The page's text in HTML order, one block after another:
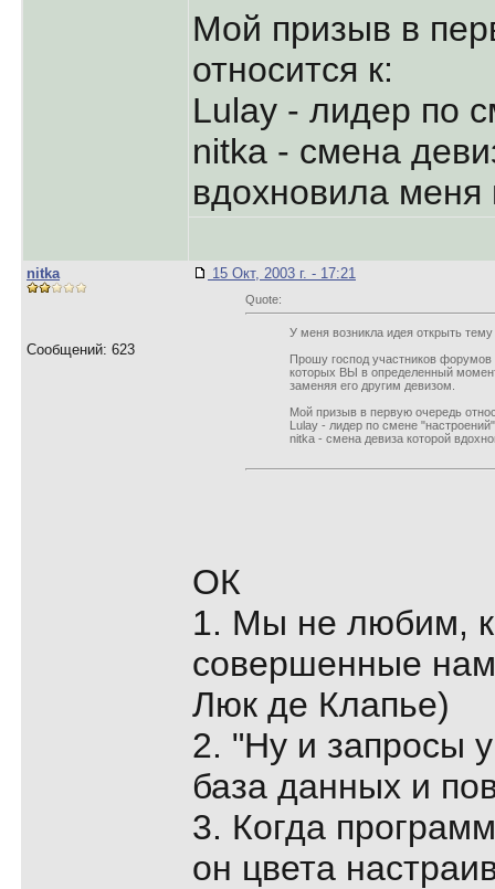
Мой призыв в
относится к:
Lulay - лидер по
nitka - смена
вдохновила меня
nitka
Сообщений: 623
15 Окт, 2003 г. - 17:21
Quote:
У меня возникла идея открыть
Прошу господ участников форумов
которых ВЫ в определенный
заменяя его другим девизом.
Мой призыв в первую очередь
Lulay - лидер по смене
nitka - смена девиза которой
ОК
1. Мы не любим,
совершенные
Люк де Клапье)
2. "Hy и запpосы
база данных и
3. Когда
он цвета